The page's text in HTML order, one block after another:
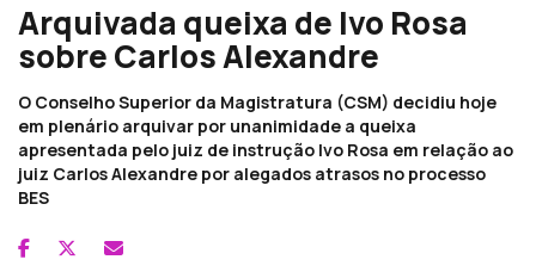
Arquivada queixa de Ivo Rosa
sobre Carlos Alexandre
O Conselho Superior da Magistratura (CSM) decidiu hoje
em plenário arquivar por unanimidade a queixa
apresentada pelo juiz de instrução Ivo Rosa em relação ao
juiz Carlos Alexandre por alegados atrasos no processo
BES